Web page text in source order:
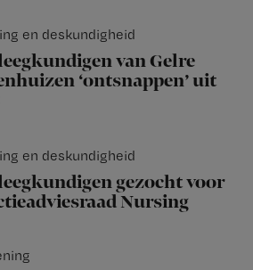
en deskundigheid
van Gelre
‘ontsnappen’ uit
en deskundigheid
gezocht voor
Nursing